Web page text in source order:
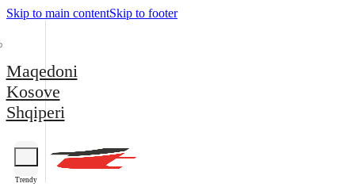
Skip to main contentSkip to footer
Maqedoni
Kosove
Shqiperi
Trendy